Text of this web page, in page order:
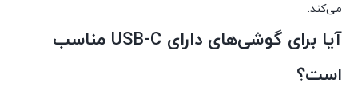
می‌کند.
آیا برای گوشی‌های دارای USB-C مناسب
است؟